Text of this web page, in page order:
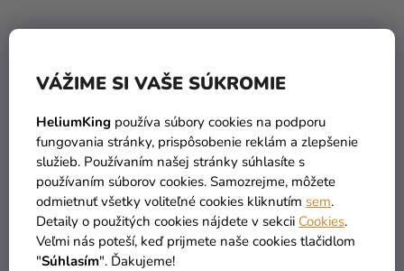
VÁŽIME SI VAŠE SÚKROMIE
HeliumKing používa súbory cookies na podporu
fungovania stránky, prispôsobenie reklám a zlepšenie
služieb. Používaním našej stránky súhlasíte s
používaním súborov cookies. Samozrejme, môžete
odmietnuť všetky voliteľné cookies kliknutím sem.
Detaily o použitých cookies nájdete v sekcii Cookies.
Veľmi nás poteší, keď prijmete naše cookies tlačidlom
"Súhlasím". Ďakujeme!
Balónik - Mom to Be
ružový
0,29 €
Balónik - pastelový
mätový 30 cm